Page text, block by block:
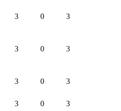
3 0 3
3 0 3
3 0 3
3 0
3